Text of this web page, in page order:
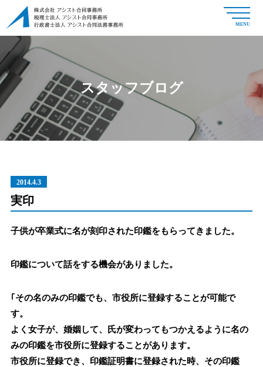
MENU
スタッフブログ
2014.4.3
実印
子供が卒業式に名が刻印された印鑑をもらってきました。
印鑑について話をする機会がありました。
｢その名のみの印鑑でも、市役所に登録することが可能で
す。
よく女子が、婚姻して、氏が変わってもつかえるように名の
みの印鑑を市役所に登録することがあります。
市役所に登録でき、印鑑証明書に登録された時、その印鑑